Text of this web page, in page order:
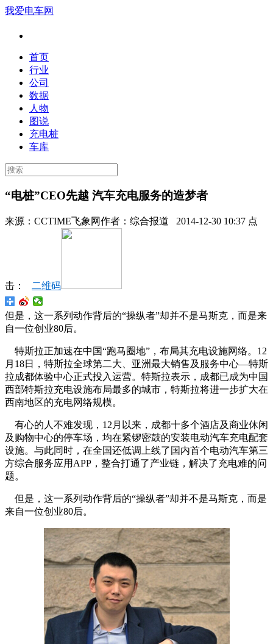
我爱电车网
首页
行业
公司
数据
人物
图说
充电桩
车库
“电桩”CEO先越 汽车充电服务的造梦者
来源： CCTIME飞象网作者： 综合报道 2014-12-30 10:37 点
击： 二维码
但是，这一系列动作背后的“操纵者”却并不是马斯克，而是来
自一位创业80后。
特斯拉正加速在中国“跑马圈地”，布局其充电设施网络。12
月18日，特斯拉全球第二大、亚洲最大销售及服务中心—特斯
拉成都体验中心正式投入运营。特斯拉表示，成都已成为中国
西部特斯拉充电设施布局最多的城市，特斯拉将进一步扩大在
西南地区的充电网络规模。
有心的人不难发现，12月以来，成都十多个酒店及商业休闲
及购物中心的停车场，均在紧锣密鼓的安装电动汽车充电配套
设施。与此同时，在全国还低调上线了国内首个电动汽车第三
方综合服务应用APP，整合打通了产业链，解决了充电难的问
题。
但是，这一系列动作背后的“操纵者”却并不是马斯克，而是
来自一位创业80后。